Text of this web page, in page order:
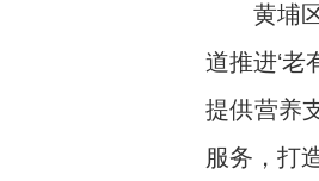
黄埔区
道推进‘
提供营养
服务，打